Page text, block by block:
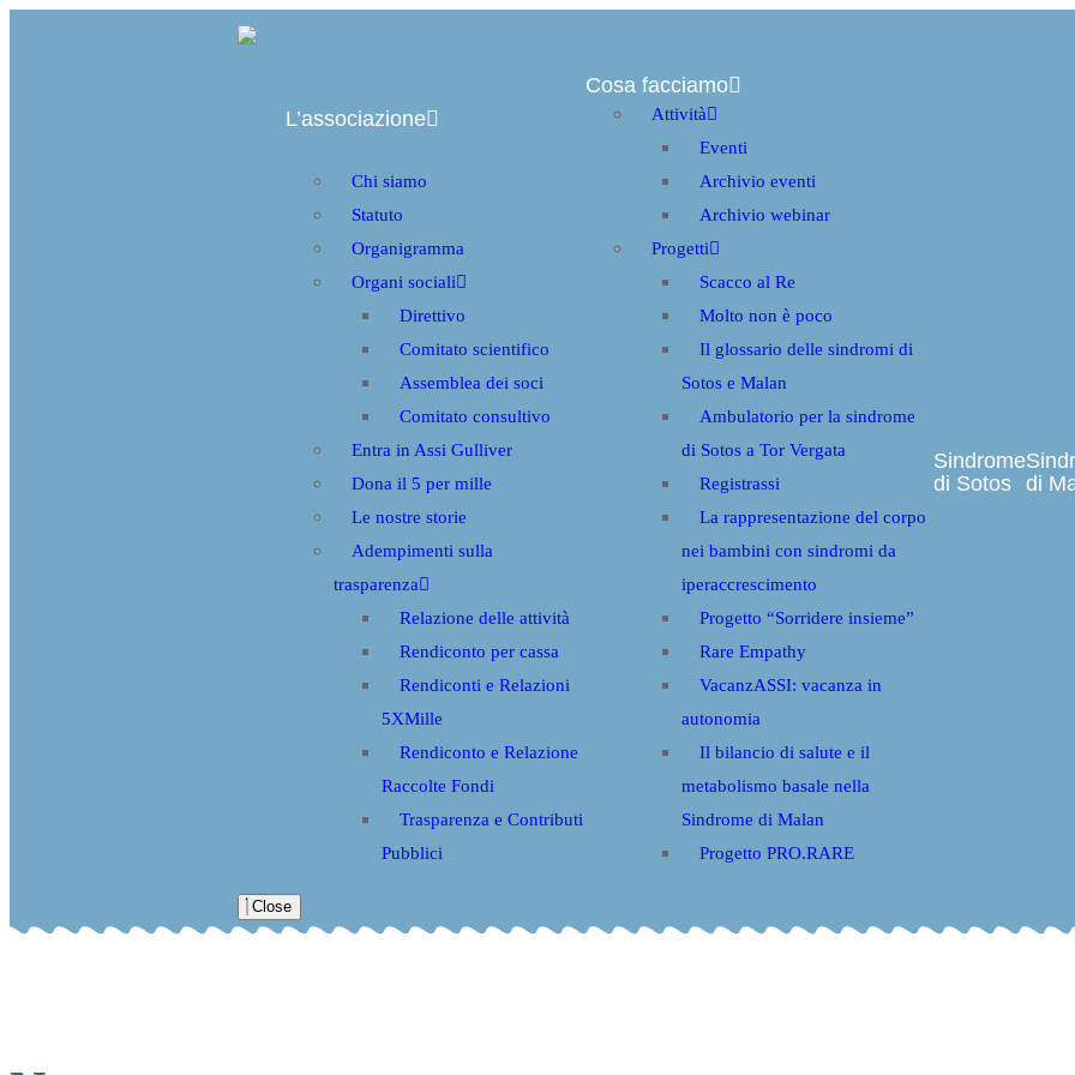
L’associazione
Chi siamo
Statuto
Organigramma
Organi sociali
Direttivo
Comitato scientifico
Assemblea dei soci
Comitato consultivo
Entra in Assi Gulliver
Dona il 5 per mille
Le nostre storie
Adempimenti sulla
trasparenza
Relazione delle attività
Rendiconto per cassa
Rendiconti e Relazioni
5XMille
Rendiconto e Relazione
Raccolte Fondi
Trasparenza e Contributi
Pubblici
Cosa facciamo
Attività
Eventi
Archivio eventi
Archivio webinar
Progetti
Scacco al Re
Molto non è poco
Il glossario delle sindromi di
Sotos e Malan
Ambulatorio per la sindrome
di Sotos a Tor Vergata
Registrassi
La rappresentazione del corpo
nei bambini con sindromi da
iperaccrescimento
Progetto “Sorridere insieme”
Rare Empathy
VacanzASSI: vacanza in
autonomia
Il bilancio di salute e il
metabolismo basale nella
Sindrome di Malan
Progetto PRO.RARE
Sindrome
di Sotos di
Close